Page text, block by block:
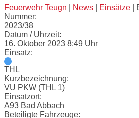
Feuerwehr Teugn News Einsätze
Nummer:
2023/38
Datum / Uhrzeit:
16. Oktober 2023 8:49 Uhr
Einsatz:
THL
Kurzbezeichnung:
VU PKW (THL 1)
Einsatzort:
A93 Bad Abbach
Beteiligte Fahrzeuge: